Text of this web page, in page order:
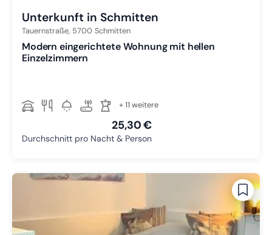
Unterkunft in Schmitten
Tauernstraße, 5700 Schmitten
Modern eingerichtete Wohnung mit hellen
Einzelzimmern
+ 11 weitere
25,30 €
Durchschnitt pro Nacht & Person